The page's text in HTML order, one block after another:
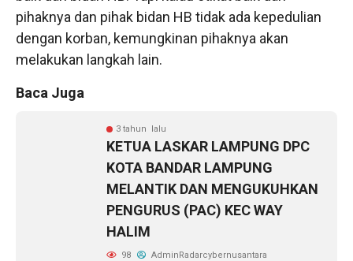
pihaknya dan pihak bidan HB tidak ada kepedulian
dengan korban, kemungkinan pihaknya akan
melakukan langkah lain.
Baca Juga
3 tahun lalu
KETUA LASKAR LAMPUNG DPC
KOTA BANDAR LAMPUNG
MELANTIK DAN MENGUKUHKAN
PENGURUS (PAC) KEC WAY
HALIM
98 AdminRadarcybernusantara